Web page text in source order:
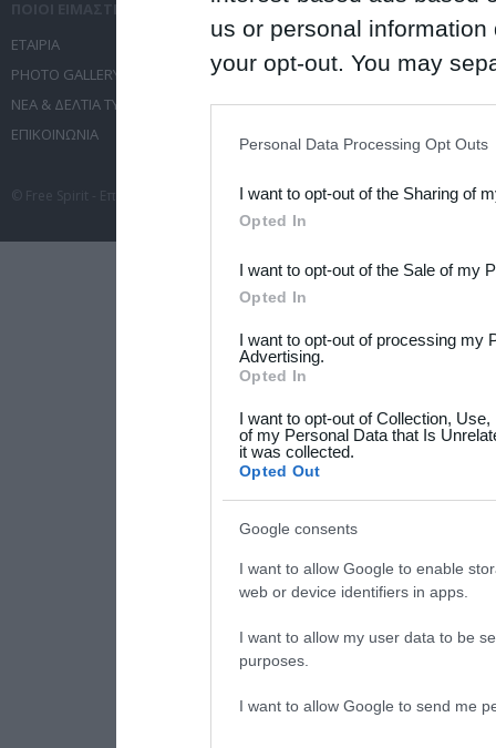
us or personal
your opt-out. You may
Downstream Participants
third parties.
Please note that this
not limited to your visit or
grant or deny consent to
your data for below
consent section.
Personal Data Processing Opt Outs
I want to opt-out of the Sharing of
Opted In
I want to opt-out of the Sale of my
Opted In
I want to opt-out of processing my
Advertising.
Opted In
I want to opt-out of Collection,
of my Personal Data that Is
it was collected.
Opted Out
Google consents
I want to allow Google to enable
web or device identifiers in apps.
I want to allow my user data to be
purposes.
I want to allow Google to send me
ΕΤΑΙΡΙΑ
PHOTO GALLERY
ΝΕΑ & ΔΕΛΤΙΑ ΤΥΠΟΥ
ΕΠΙΚΟΙΝΩΝΙΑ
ΤΙ ΚΑΝΟΥΜΕ
ΔΙΟΡΓΑΝΩΣΗ ΕΚΔΗΛΩΣΕΩΝ
ΤΑΞΙΔΙΑ
ΣΥΝΕΔΡΙΑ
© Free Spirit - Επικοινωνία - Οργάνωση Εκδηλώσεων - Ταξίδια 2012-2026